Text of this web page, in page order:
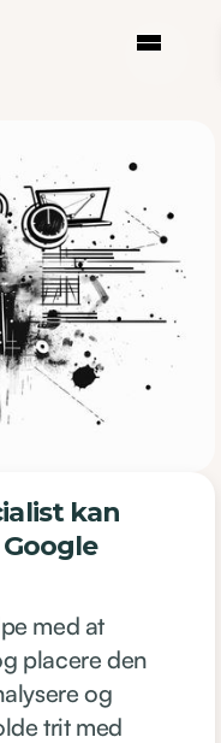
kan
med at
placere den
og
trit med